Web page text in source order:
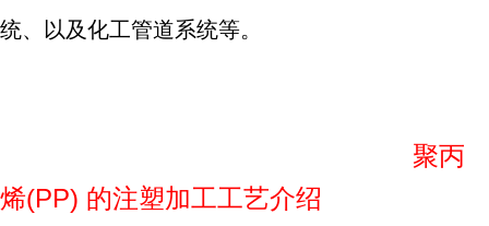
统、以及化工管道系统等。
聚丙
烯(PP) 的注塑加工工艺介绍